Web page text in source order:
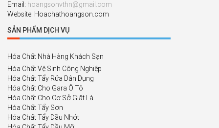
Email: hoangsonvthn@gmail.com
Website: Hoachathoangson.com
SẢN PHẨM DỊCH VỤ
Hóa Chất Nhà Hàng Khách Sạn
Hóa Chất Vệ Sinh Công Nghiệp
Hóa Chất Tẩy Rửa Dân Dụng
Hóa Chất Cho Gara Ô Tô
Hóa Chất Cho Cơ Sở Giặt Là
Hóa Chất Tẩy Sơn
Hóa Chất Tẩy Dầu Nhớt